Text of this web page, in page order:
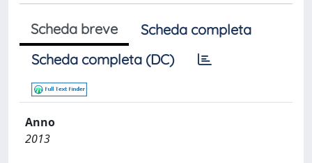
Scheda breve
Scheda completa
Scheda completa (DC)
Anno
2013